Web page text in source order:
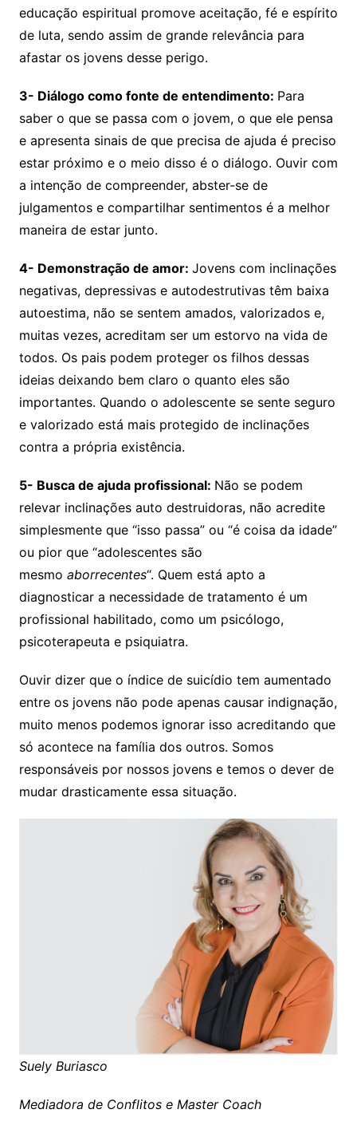
educação espiritual promove aceitação, fé e espírito
de luta, sendo assim de grande relevância para
afastar os jovens desse perigo.
3- Diálogo como fonte de entendimento: Para
saber o que se passa com o jovem, o que ele pensa
e apresenta sinais de que precisa de ajuda é preciso
estar próximo e o meio disso é o diálogo. Ouvir com
a intenção de compreender, abster-se de
julgamentos e compartilhar sentimentos é a melhor
maneira de estar junto.
4- Demonstração de amor: Jovens com inclinações
negativas, depressivas e autodestrutivas têm baixa
autoestima, não se sentem amados, valorizados e,
muitas vezes, acreditam ser um estorvo na vida de
todos. Os pais podem proteger os filhos dessas
ideias deixando bem claro o quanto eles são
importantes. Quando o adolescente se sente seguro
e valorizado está mais protegido de inclinações
contra a própria existência.
5- Busca de ajuda profissional: Não se podem
relevar inclinações auto destruidoras, não acredite
simplesmente que “isso passa” ou “é coisa da idade”
ou pior que “adolescentes são
mesmo aborrecentes“. Quem está apto a
diagnosticar a necessidade de tratamento é um
profissional habilitado, como um psicólogo,
psicoterapeuta e psiquiatra.
Ouvir dizer que o índice de suicídio tem aumentado
entre os jovens não pode apenas causar indignação,
muito menos podemos ignorar isso acreditando que
só acontece na família dos outros. Somos
responsáveis por nossos jovens e temos o dever de
mudar drasticamente essa situação.
Suely Buriasco
Mediadora de Conflitos e Master Coach